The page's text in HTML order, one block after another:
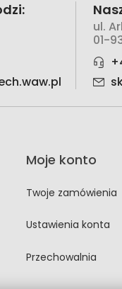
ul.
01-
Moje konto
Twoje zamówienia
Ustawienia konta
Przechowalnia